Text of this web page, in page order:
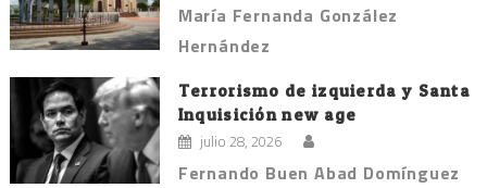
María Fernanda González
Hernández
Terrorismo de izquierda y Santa
Inquisición new age
julio 28, 2026
Fernando Buen Abad Domínguez